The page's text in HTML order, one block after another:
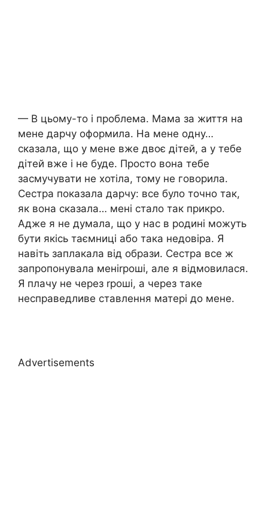
— В цьому-то і проблема. Мама за життя на
мене дарчу оформила. На мене одну…
сказала, що у мене вже двоє дітей, а у тебе
дітей вже і не буде. Просто вона тебе
засмучувати не хотіла, тому не говорила.
Сестра показала дарчу: все було точно так,
як вона сказала… мені стало так прикро.
Адже я не думала, що у нас в родині можуть
бути якісь таємниці або така недовіра. Я
навіть заплакала від образи. Сестра все ж
запропонувала меніrроші, але я відмовилася.
Я плачу не через rроші, а через таке
несправедливе ставлення матері до мене.
Advertisements